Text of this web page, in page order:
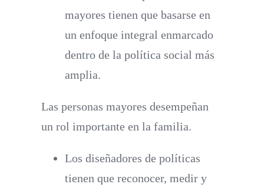
mayores tienen que basarse en
un enfoque integral enmarcado
dentro de la política social más
amplia.
Las personas mayores desempeñan
un rol importante en la familia.
Los diseñadores de políticas
tienen que reconocer, medir y